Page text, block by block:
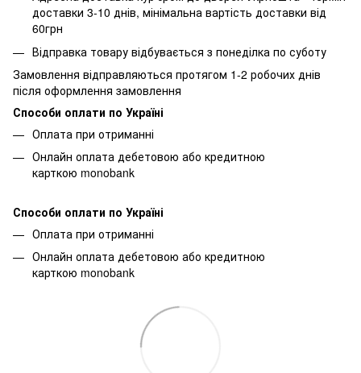
доставки 3-10 днів, мінімальна вартість доставки від
60грн
Відправка товару відбувається з понеділка по суботу
Замовлення відправляються протягом 1-2 робочих днів
після оформлення замовлення
Способи оплати по Україні
Оплата при отриманні
Онлайн оплата дебетовою або кредитною
карткою monobank
Способи оплати по Україні
Оплата при отриманні
Онлайн оплата дебетовою або кредитною
карткою monobank